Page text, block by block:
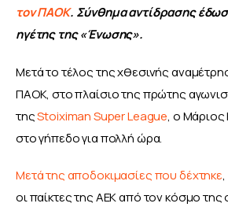
τον ΠΑΟΚ. Σύνθημα αντίδρασης
ηγέτης της «Ένωσης».
Μετά το τέλος της χθεσινής
ΠΑΟΚ, στο πλαίσιο της πρώτης
της Stoiximan Super League, ο Μάριος
στο γήπεδο για πολλή ώρα.
Μετά της αποδοκιμασίες που δέχτηκε,
οι παίκτες της ΑΕΚ από τον κόσμο της